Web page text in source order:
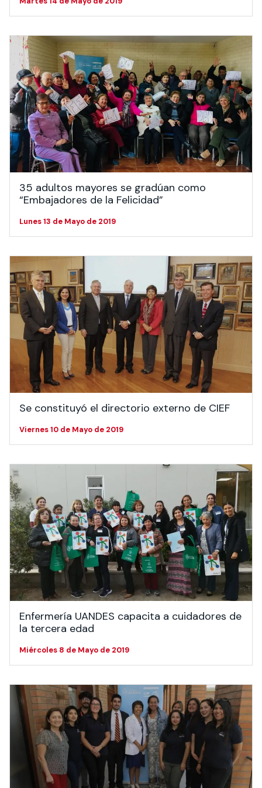
35 adultos mayores se gradúan como
“Embajadores de la Felicidad”
Lunes 13 de Mayo de 2019
Se constituyó el directorio externo de CIEF
Viernes 10 de Mayo de 2019
Enfermería UANDES capacita a cuidadores de
la tercera edad
Miércoles 8 de Mayo de 2019